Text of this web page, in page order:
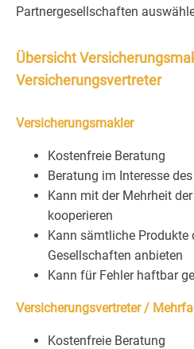
Partnergesellschaften
Übersicht
Versicherungsvertreter
Versicherungsmakler
Kostenfreie Beratung
Beratung im Interesse
Kann mit der Mehrheit
kooperieren
Kann sämtliche Produkte
Gesellschaften anbieten
Kann für Fehler haftbar
Versicherungsvertreter /
Kostenfreie Beratung